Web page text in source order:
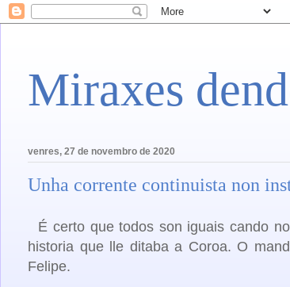
Miraxes
venres, 27 de novembro de 2020
Unha corrente continuista non
É certo que todos son iguais cando
historia que lle ditaba a Coroa. O
Felipe.